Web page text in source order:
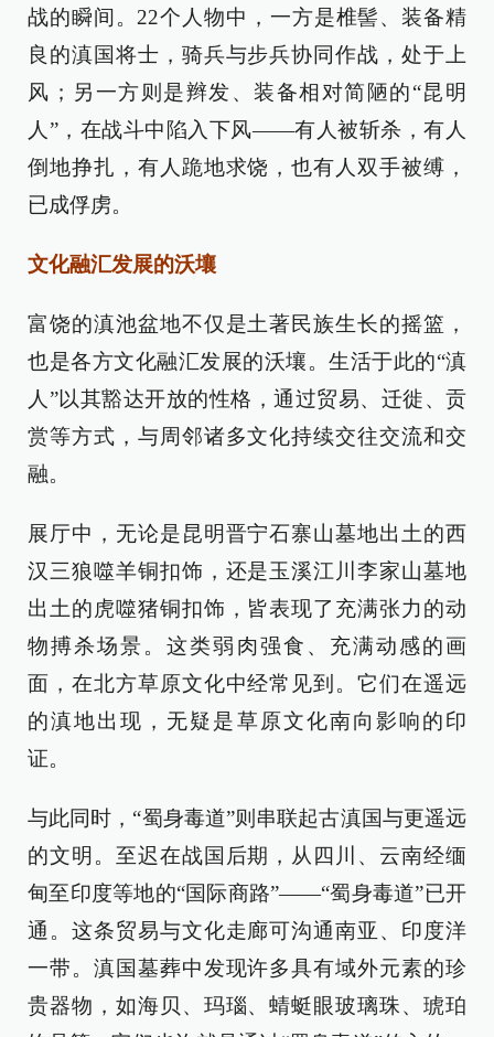
战的瞬间。22个人物中，一方是椎髻、装备精
良的滇国将士，骑兵与步兵协同作战，处于上
风；另一方则是辫发、装备相对简陋的“昆明
人”，在战斗中陷入下风——有人被斩杀，有人
倒地挣扎，有人跪地求饶，也有人双手被缚，
已成俘虏。
文化融汇发展的沃壤
富饶的滇池盆地不仅是土著民族生长的摇篮，
也是各方文化融汇发展的沃壤。生活于此的“滇
人”以其豁达开放的性格，通过贸易、迁徙、贡
赏等方式，与周邻诸多文化持续交往交流和交
融。
展厅中，无论是昆明晋宁石寨山墓地出土的西
汉三狼噬羊铜扣饰，还是玉溪江川李家山墓地
出土的虎噬猪铜扣饰，皆表现了充满张力的动
物搏杀场景。这类弱肉强食、充满动感的画
面，在北方草原文化中经常见到。它们在遥远
的滇地出现，无疑是草原文化南向影响的印
证。
与此同时，“蜀身毒道”则串联起古滇国与更遥远
的文明。至迟在战国后期，从四川、云南经缅
甸至印度等地的“国际商路”——“蜀身毒道”已开
通。这条贸易与文化走廊可沟通南亚、印度洋
一带。滇国墓葬中发现许多具有域外元素的珍
贵器物，如海贝、玛瑙、蜻蜓眼玻璃珠、琥珀